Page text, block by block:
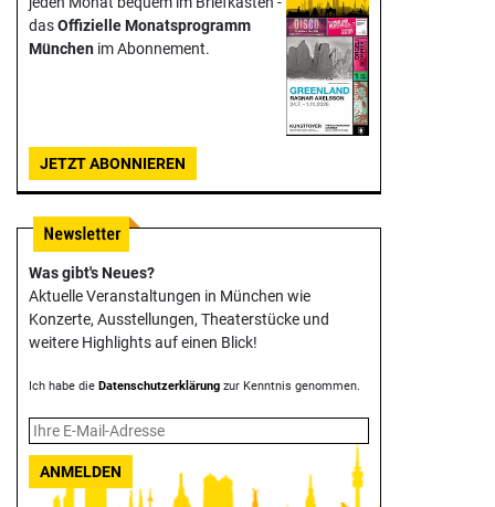
dasOffizielle Monats­programm
München im Abonnement.
JETZT ABONNIEREN
Was gibt's Neues?
Aktuelle Veranstaltungen in München wie
Konzerte, Ausstellungen, Theater­stücke und
weitere Highlights auf einen Blick!
Ich habe die Datenschutzerklärung zur Kenntnis genommen.
ANMELDEN